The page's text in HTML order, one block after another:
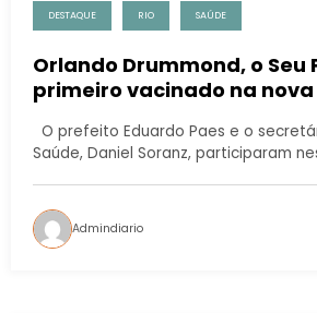
DESTAQUE RIO SAÚDE
Orlando Drummond, o Seu
primeiro vacinado na
O prefeito Eduardo Paes e o
Saúde, Daniel Soranz, participaram
Admindiario